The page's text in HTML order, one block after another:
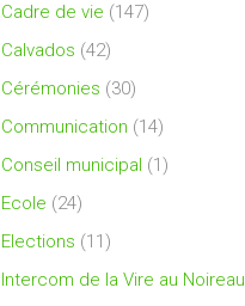
Cadre de vie (147)
Calvados (42)
Cérémonies (30)
Communication (14)
Conseil municipal (1)
Ecole (24)
Elections (11)
Intercom de la Vire au Noireau